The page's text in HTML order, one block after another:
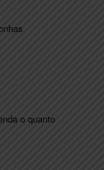
o quanto